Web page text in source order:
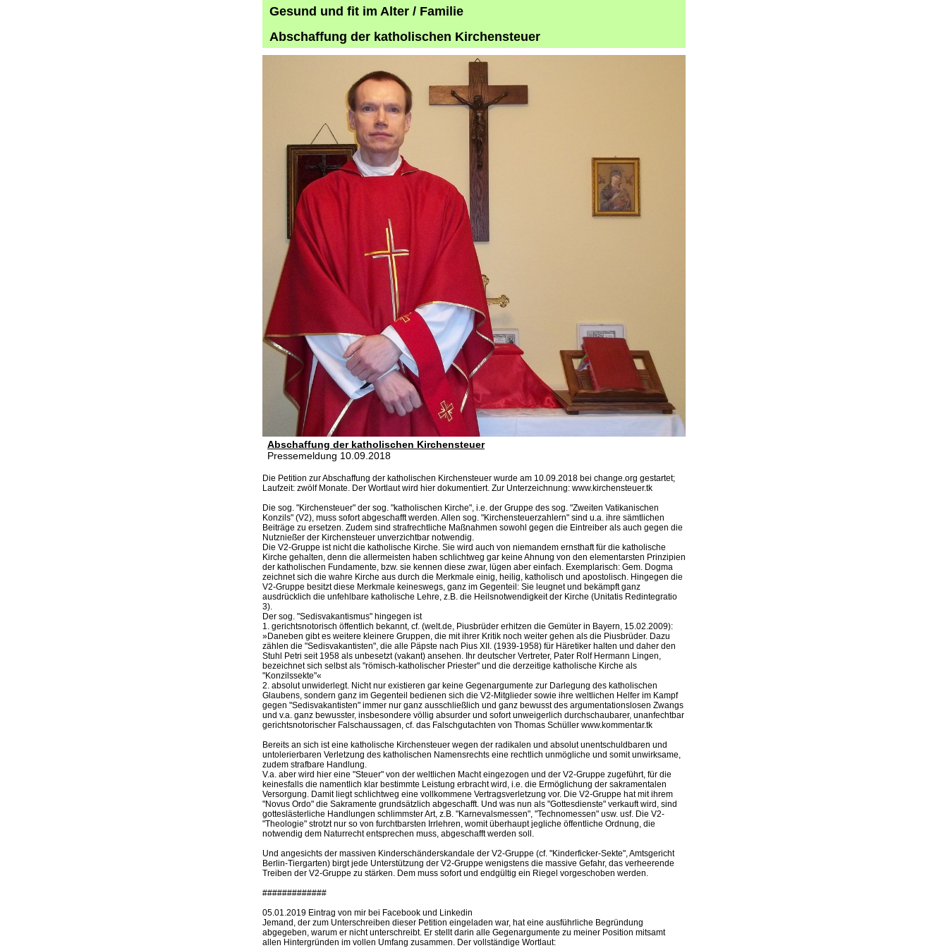
Gesund und fit im Alter / Familie
Abschaffung der katholischen Kirchensteuer
Abschaffung der katholischen Kirchensteuer
Pressemeldung 10.09.2018
Die Petition zur Abschaffung der katholischen Kirchensteuer wurde am 10.09.2018 bei change.org gestartet;
Laufzeit: zwölf Monate. Der Wortlaut wird hier dokumentiert. Zur Unterzeichnung: www.kirchensteuer.tk
Die sog. "Kirchensteuer" der sog. "katholischen Kirche", i.e. der Gruppe des sog. "Zweiten Vatikanischen
Konzils" (V2), muss sofort abgeschafft werden. Allen sog. "Kirchensteuerzahlern" sind u.a. ihre sämtlichen
Beiträge zu ersetzen. Zudem sind strafrechtliche Maßnahmen sowohl gegen die Eintreiber als auch gegen die
Nutznießer der Kirchensteuer unverzichtbar notwendig.
Die V2-Gruppe ist nicht die katholische Kirche. Sie wird auch von niemandem ernsthaft für die katholische
Kirche gehalten, denn die allermeisten haben schlichtweg gar keine Ahnung von den elementarsten Prinzipien
der katholischen Fundamente, bzw. sie kennen diese zwar, lügen aber einfach. Exemplarisch: Gem. Dogma
zeichnet sich die wahre Kirche aus durch die Merkmale einig, heilig, katholisch und apostolisch. Hingegen die
V2-Gruppe besitzt diese Merkmale keineswegs, ganz im Gegenteil: Sie leugnet und bekämpft ganz
ausdrücklich die unfehlbare katholische Lehre, z.B. die Heilsnotwendigkeit der Kirche (Unitatis Redintegratio
3).
Der sog. "Sedisvakantismus" hingegen ist
1. gerichtsnotorisch öffentlich bekannt, cf. (welt.de, Piusbrüder erhitzen die Gemüter in Bayern, 15.02.2009):
»Daneben gibt es weitere kleinere Gruppen, die mit ihrer Kritik noch weiter gehen als die Piusbrüder. Dazu
zählen die "Sedisvakantisten", die alle Päpste nach Pius XII. (1939-1958) für Häretiker halten und daher den
Stuhl Petri seit 1958 als unbesetzt (vakant) ansehen. Ihr deutscher Vertreter, Pater Rolf Hermann Lingen,
bezeichnet sich selbst als "römisch-katholischer Priester" und die derzeitige katholische Kirche als
"Konzilssekte"«
2. absolut unwiderlegt. Nicht nur existieren gar keine Gegenargumente zur Darlegung des katholischen
Glaubens, sondern ganz im Gegenteil bedienen sich die V2-Mitglieder sowie ihre weltlichen Helfer im Kampf
gegen "Sedisvakantisten" immer nur ganz ausschließlich und ganz bewusst des argumentationslosen Zwangs
und v.a. ganz bewusster, insbesondere völlig absurder und sofort unweigerlich durchschaubarer, unanfechtbar
gerichtsnotorischer Falschaussagen, cf. das Falschgutachten von Thomas Schüller www.kommentar.tk
Bereits an sich ist eine katholische Kirchensteuer wegen der radikalen und absolut unentschuldbaren und
untolerierbaren Verletzung des katholischen Namensrechts eine rechtlich unmögliche und somit unwirksame,
zudem strafbare Handlung.
V.a. aber wird hier eine "Steuer" von der weltlichen Macht eingezogen und der V2-Gruppe zugeführt, für die
keinesfalls die namentlich klar bestimmte Leistung erbracht wird, i.e. die Ermöglichung der sakramentalen
Versorgung. Damit liegt schlichtweg eine vollkommene Vertragsverletzung vor. Die V2-Gruppe hat mit ihrem
"Novus Ordo" die Sakramente grundsätzlich abgeschafft. Und was nun als "Gottesdienste" verkauft wird, sind
gotteslästerliche Handlungen schlimmster Art, z.B. "Karnevalsmessen", "Technomessen" usw. usf. Die V2-
"Theologie" strotzt nur so von furchtbarsten Irrlehren, womit überhaupt jegliche öffentliche Ordnung, die
notwendig dem Naturrecht entsprechen muss, abgeschafft werden soll.
Und angesichts der massiven Kinderschänderskandale der V2-Gruppe (cf. "Kinderficker-Sekte", Amtsgericht
Berlin-Tiergarten) birgt jede Unterstützung der V2-Gruppe wenigstens die massive Gefahr, das verheerende
Treiben der V2-Gruppe zu stärken. Dem muss sofort und endgültig ein Riegel vorgeschoben werden.
#############
05.01.2019 Eintrag von mir bei Facebook und Linkedin
Jemand, der zum Unterschreiben dieser Petition eingeladen war, hat eine ausführliche Begründung
abgegeben, warum er nicht unterschreibt. Er stellt darin alle Gegenargumente zu meiner Position mitsamt
allen Hintergründen im vollen Umfang zusammen. Der vollständige Wortlaut: